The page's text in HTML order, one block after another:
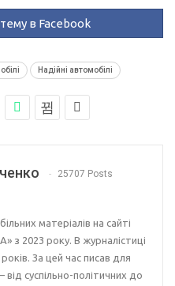
в Facebook
Надійні автомобілі
25707 Posts
матеріалів на сайті
з 2023 року. В журналістиці
За цей час писав для
від суспільно-політичних до